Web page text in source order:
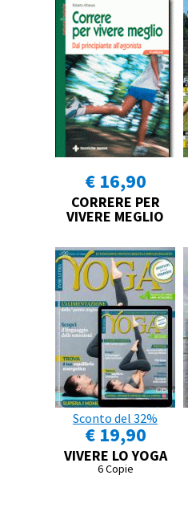
€ 16,90
CORRERE PER
VIVERE MEGLIO
Sconto del 32%
€ 19,90
VIVERE LO YOGA
6 Copie